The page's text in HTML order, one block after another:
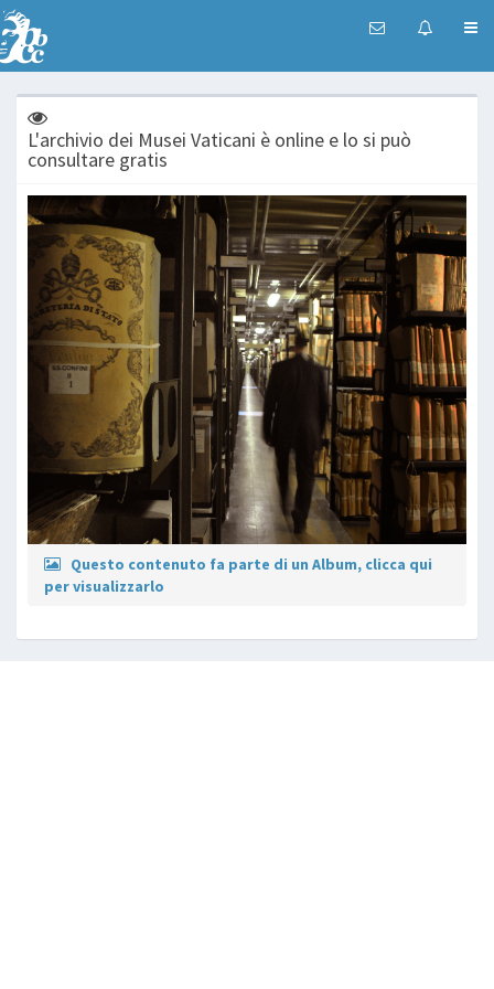
L'archivio dei Musei Vaticani è online e lo si può
consultare gratis
Questo contenuto fa parte di un Album, clicca qui
per visualizzarlo